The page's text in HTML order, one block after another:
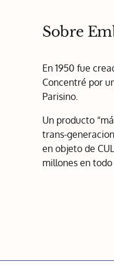
Sobre
En 1950 fue
Concentré por
Parisino.
Un producto
trans-
en objeto de
millones en todo